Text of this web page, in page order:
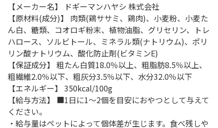
【メーカー名】 ドギーマンハヤシ 株式会社
【原材料(成分)】 肉類(鶏ササミ、鶏肉)、小麦粉、小麦た
ん白、糖類、コオロギ粉末、植物油脂、グリセリン、トレ
ハロース、ソルビトール、ミネラル類(ナトリウム)、ポリ
リン酸ナトリウム、酸化防止剤(ビタミンE)
【保証成分】 粗たん白質18.0％以上、粗脂肪8.5％以上、
粗繊維2.0％以下、粗灰分3.5％以下、水分32.0％以下
【エネルギー】 350kcal/100g
【給与方法】 ■1日に1～2個を目安におやつとして与えて
ください。
・給与量はペットによって個体差が生じます。食べ残しや